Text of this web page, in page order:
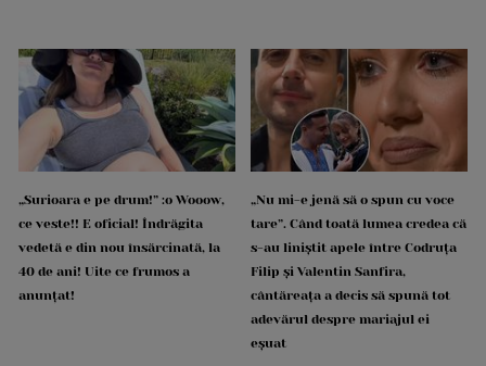
„Surioara e pe drum!” :o Wooow,
ce veste!! E oficial! Îndrăgita
vedetă e din nou însărcinată, la
40 de ani! Uite ce frumos a
anunțat!
„Nu mi-e jenă să o spun cu voce
tare”. Când toată lumea credea că
s-au liniștit apele între Codruța
Filip și Valentin Sanfira,
cântăreața a decis să spună tot
adevărul despre mariajul ei
eșuat